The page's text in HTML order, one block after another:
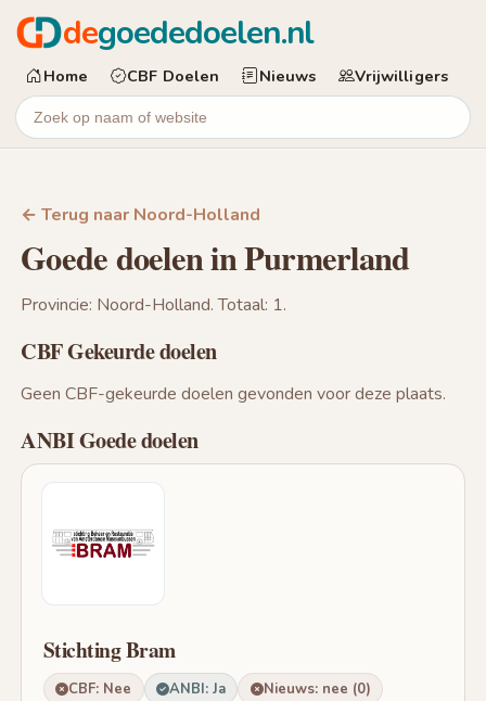
degoededoelen.nl
Home CBF Doelen Nieuws Vrijwilligers
← Terug naar Noord-Holland
Goede doelen in Purmerland
Provincie: Noord-Holland. Totaal: 1.
CBF Gekeurde doelen
Geen CBF-gekeurde doelen gevonden voor deze plaats.
ANBI Goede doelen
Stichting Bram
CBF: Nee ANBI: Ja Nieuws: nee (0)